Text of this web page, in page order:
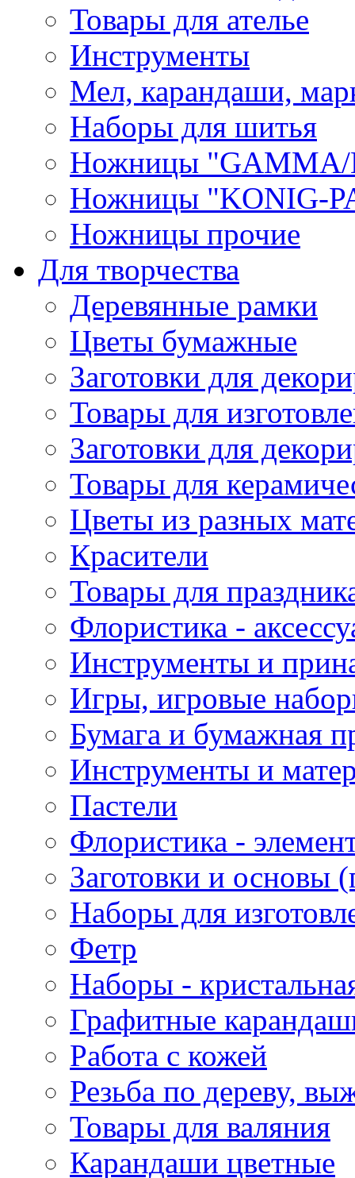
Товары для ателье
Инструменты
Мел, карандаши,
Наборы для шитья
Ножницы "GAMMA/
Ножницы "KONIG-
Ножницы прочие
Для творчества
Деревянные рамки
Цветы бумажные
Заготовки для
Товары для
Заготовки для
Товары для
Цветы из разных
Красители
Товары для
Флористика -
Инструменты и
Игры, игровые
Бумага и бумажная
Инструменты и
Пастели
Флористика -
Заготовки и основы
Наборы для
Фетр
Наборы -
Графитные
Работа с кожей
Резьба по дереву,
Товары для валяния
Карандаши цветные